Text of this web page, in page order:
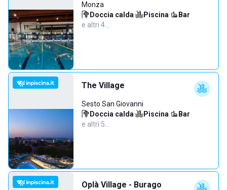
Monza
Doccia calda· Piscina· Bar·
e altri 4…
The Village
Sesto San Giovanni
Doccia calda· Piscina· Bar·
e altri 5…
Oplà Village - Burago